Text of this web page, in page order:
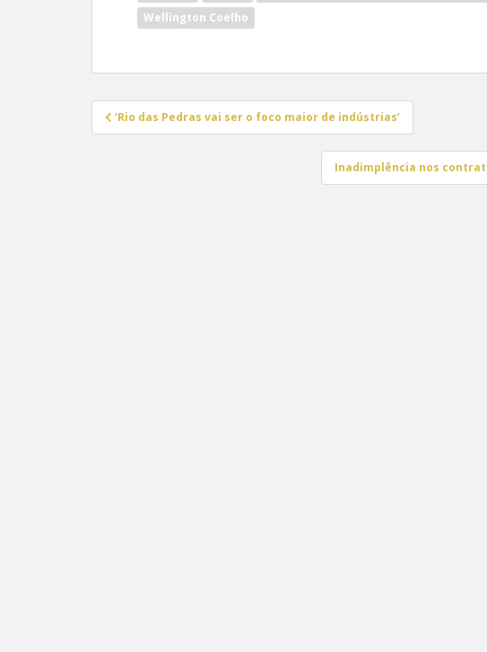
Wellington Coelho
Navegação
de
‘Rio das Pedras vai ser o foco maior de indústrias’
Inadimplência nos